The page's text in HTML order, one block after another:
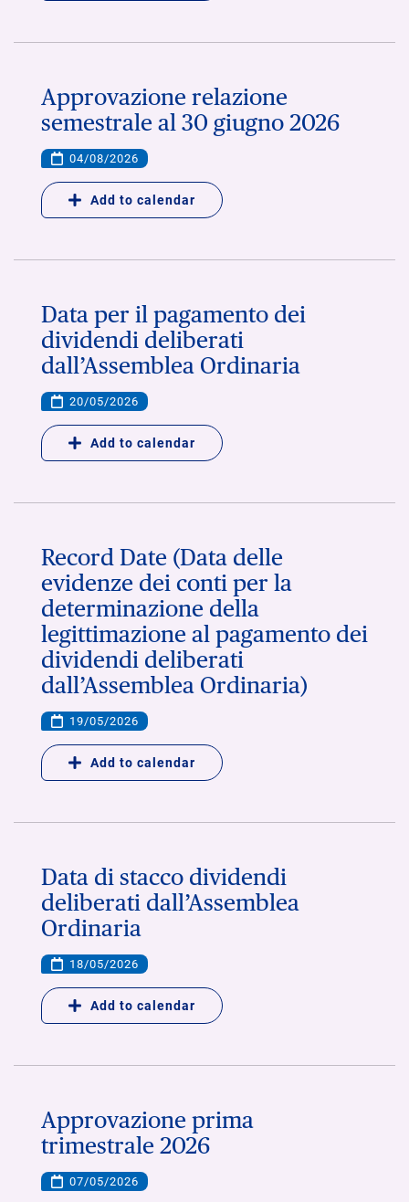
Approvazione relazione
semestrale al 30 giugno 2026
04/08/2026
Add to calendar
Data per il pagamento dei
dividendi deliberati
dall’Assemblea Ordinaria
20/05/2026
Add to calendar
Record Date (Data delle
evidenze dei conti per la
determinazione della
legittimazione al pagamento dei
dividendi deliberati
dall’Assemblea Ordinaria)
19/05/2026
Add to calendar
Data di stacco dividendi
deliberati dall’Assemblea
Ordinaria
18/05/2026
Add to calendar
Approvazione prima
trimestrale 2026
07/05/2026